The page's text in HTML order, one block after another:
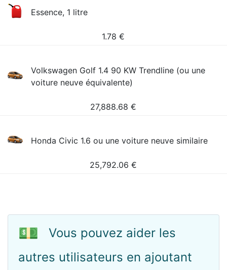
Essence, 1 litre
1.78 €
Volkswagen Golf 1.4 90 KW Trendline (ou une
voiture neuve équivalente)
27,888.68 €
Honda Civic 1.6 ou une voiture neuve similaire
25,792.06 €
💵
Vous pouvez aider les
autres utilisateurs en ajoutant